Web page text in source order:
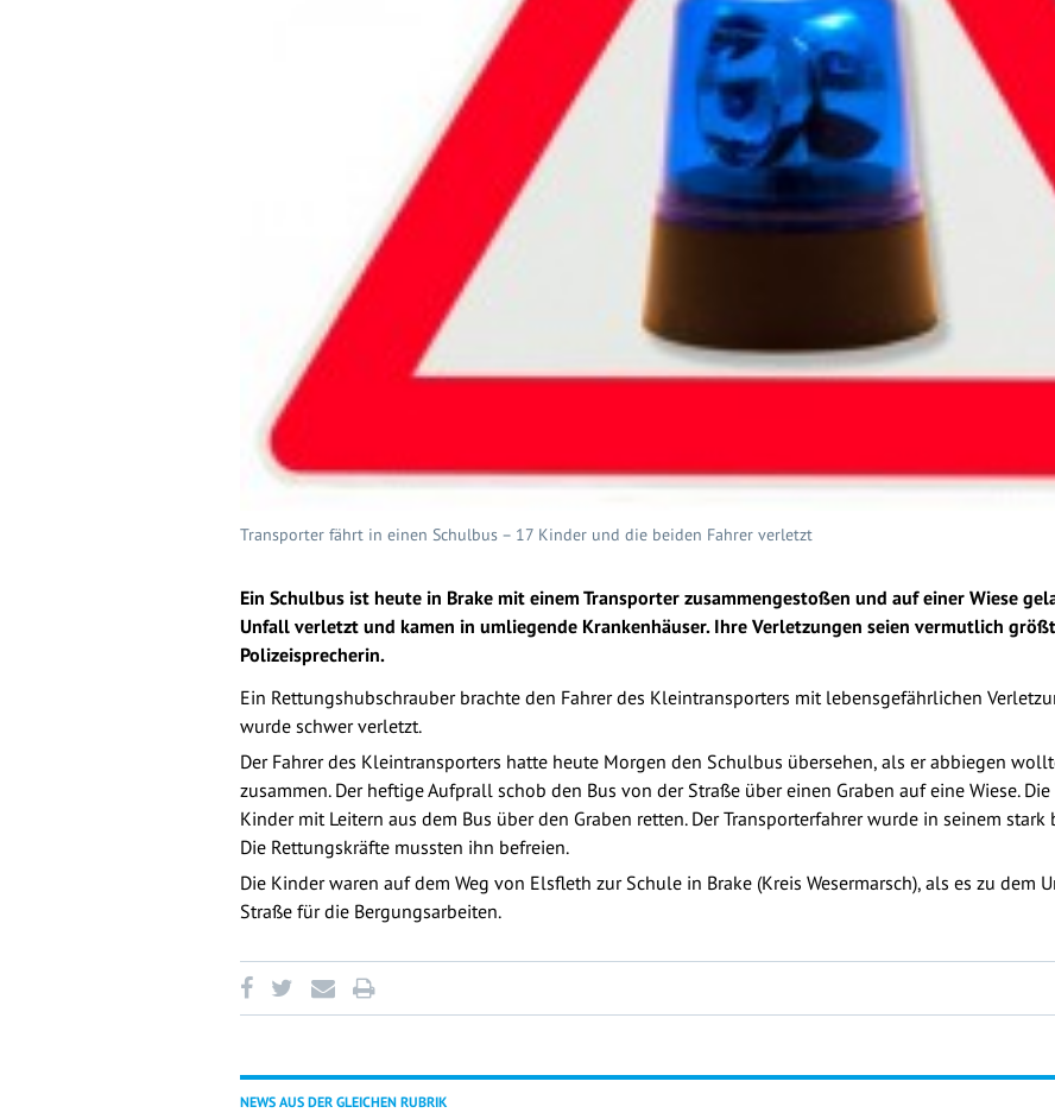
Transporter fährt in einen Schulbus – 17 Kinder und die beiden Fahrer verletzt
Ein Schulbus ist heute in Brake mit einem Transporter zusammengestoßen und auf einer Wiese
Unfall verletzt und kamen in umliegende Krankenhäuser. Ihre Verletzungen seien vermutlich
Polizeisprecherin.
Ein Rettungshubschrauber brachte den Fahrer des Kleintransporters mit lebensgefährlichen
wurde schwer verletzt.
Der Fahrer des Kleintransporters hatte heute Morgen den Schulbus übersehen, als er abbiegen
zusammen. Der heftige Aufprall schob den Bus von der Straße über einen Graben auf eine Wiese.
Kinder mit Leitern aus dem Bus über den Graben retten. Der Transporterfahrer wurde in seinem
Die Rettungskräfte mussten ihn befreien.
Die Kinder waren auf dem Weg von Elsfleth zur Schule in Brake (Kreis Wesermarsch), als es zu dem
Straße für die Bergungsarbeiten.
NEWS AUS DER GLEICHEN RUBRIK